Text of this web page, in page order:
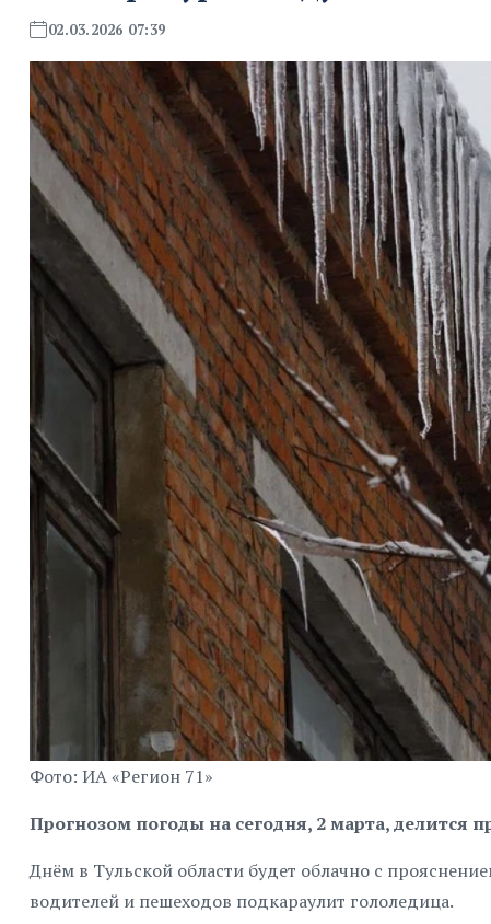
02.03.2026 07:39
Фото: ИА «Регион 71»
Прогнозом погоды на сегодня, 2 марта, делится
Днём в Тульской области будет облачно с
водителей и пешеходов подкараулит гололедица.